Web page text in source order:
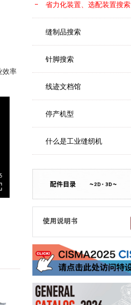
效率
省力化装置、选配装置搜索
缝制品搜索
针脚搜索
线迹文档馆
停产机型
什么是工业缝纫机